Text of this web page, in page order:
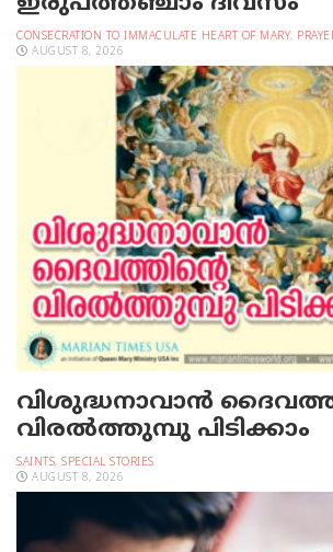
CONSECRATION TO IMMACULATE HEART OF MARY,
AUGUST 8, 2026
വിശുദ്ധനാവാന്‍
വിരല്‍ത്തുമ്പു പിടിക്കാം
SAINTS, SPECIAL STORIES
AUGUST 8, 2026